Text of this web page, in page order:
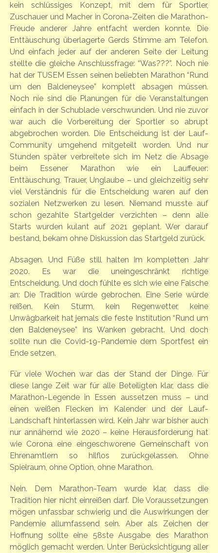
kein schlüssiges Konzept, mit dem für Sportler,
Zuschauer und Macher in Corona-Zeiten die Marathon-
Freude anderer Jahre entfacht werden konnte. Die
Enttäuschung überlagerte Gerds Stimme am Telefon.
Und einfach jeder auf der anderen Seite der Leitung
stellte die gleiche Anschlussfrage: “Was???”. Noch nie
hat der TUSEM Essen seinen beliebten Marathon “Rund
um den Baldeneysee” komplett absagen müssen.
Noch nie sind die Planungen für die Veranstaltungen
einfach in der Schublade verschwunden. Und nie zuvor
war auch die Vorbereitung der Sportler so abrupt
abgebrochen worden. Die Entscheidung ist der Lauf-
Community umgehend mitgeteilt worden. Und nur
Stunden später verbreitete sich im Netz die Absage
beim Essener Marathon wie ein Lauffeuer:
Enttäuschung, Trauer, Unglaube – und gleichzeitig sehr
viel Verständnis für die Entscheidung waren auf den
sozialen Netzwerken zu lesen. Niemand musste auf
schon gezahlte Startgelder verzichten – denn alle
Starts wurden kulant auf 2021 geplant. Wer darauf
bestand, bekam ohne Diskussion das Startgeld zurück.
Absagen. Und Füße still halten im kompletten Jahr
2020. Es war die uneingeschränkt richtige
Entscheidung. Und doch fühlte es sich wie eine Falsche
an: Die Tradition würde gebrochen. Eine Serie würde
reißen. Kein Sturm, kein Regenwetter, keine
Unwägbarkeit hat jemals die feste Institution “Rund um
den Baldeneysee” ins Wanken gebracht. Und doch
sollte nun die Covid-19-Pandemie dem Sportfest ein
Ende setzen.
Für viele Wochen war das der Stand der Dinge. Für
diese lange Zeit war für alle Beteiligten klar, dass die
Marathon-Legende in Essen aussetzen muss – und
einen weißen Flecken im Kalender und der Lauf-
Landschaft hinterlassen wird. Kein Jahr war bisher auch
nur annähernd wie 2020 – keine Herausforderung hat
wie Corona eine eingeschworene Gemeinschaft von
Ehrenamtlern so hilflos zurückgelassen. Ohne
Spielraum, ohne Option, ohne Marathon.
Nein. Dem Marathon-Team wurde klar, dass die
Tradition hier nicht einreißen darf. Die Voraussetzungen
mögen unfassbar schwierig und die Auswirkungen der
Pandemie allumfassend sein. Aber als Zeichen der
Hoffnung sollte eine 58ste Ausgabe des Marathon
möglich gemacht werden. Unter Berücksichtigung aller